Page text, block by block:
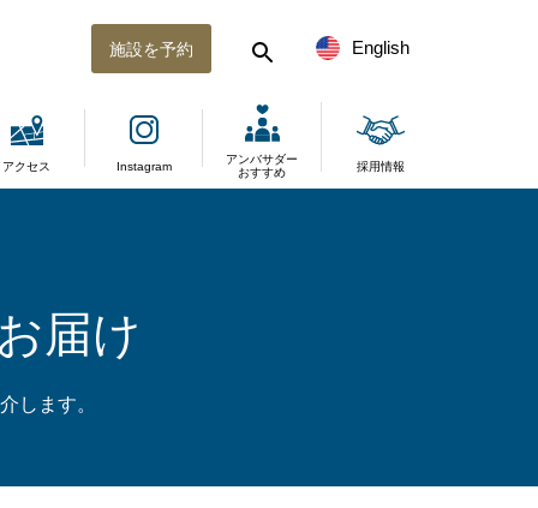
English
施設を予約
アクセス Instagram
アンバサダー
おすすめ
採用情報
届け
します。